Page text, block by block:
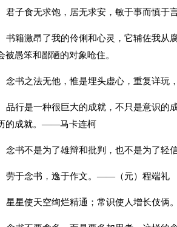
君子食无求饱，居无求安，敏于事而慎于
书籍激昂了我的伶俐和心灵，它辅佐我从
被愚笨和鄙陋的对象呛住。
念书之法无他，惟是埋头虚心，重复详
品行是一种很巨大的成就，不只是意识的
的成就。——马卡连柯
念书不是为了雄辩和批判，也不是为了
劳于念书，逸于作文。——（元）程端礼
星星使天空绚烂精通；常识使人增长伎俩。